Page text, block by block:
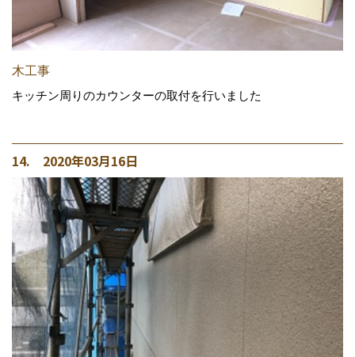
木工事
キッチン周りのカウンターの取付を行いました
14. 2020年03月16日